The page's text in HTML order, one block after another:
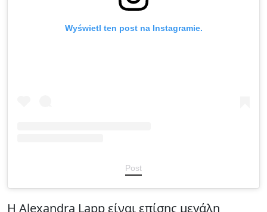
Wyświetl ten post na Instagramie.
Post
Η Alexandra Lapp είναι επίσης μεγάλη